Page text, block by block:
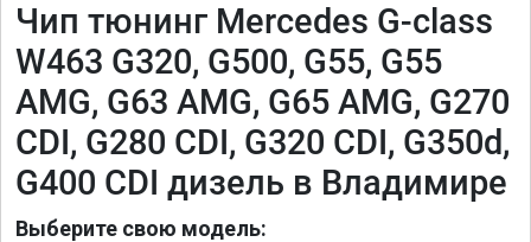
Чип тюнинг Mercedes G-class
W463 G320, G500, G55, G55
AMG, G63 AMG, G65 AMG, G270
CDI, G280 CDI, G320 CDI, G350d,
G400 CDI дизель в Владимире
Выберите свою модель: